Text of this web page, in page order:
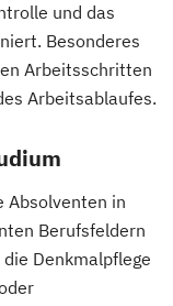
Human
und das
Besonderes
Arbeitsschritten
Arbeitsablaufes.
Absolventen in
Berufsfeldern
Denkmalpflege